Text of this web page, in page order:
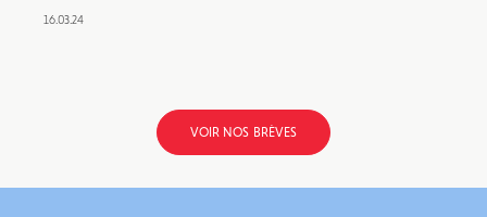
16.03.24
VOIR NOS BRÈVES